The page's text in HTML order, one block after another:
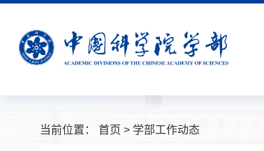
当前位置： 首页 > 学部工作动态